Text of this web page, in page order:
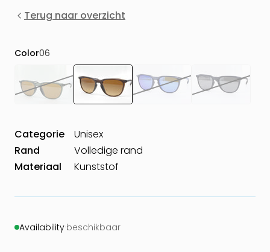
Terug naar overzicht
Color06
Categorie
Unisex
Rand
Volledige rand
Materiaal
Kunststof
Availability·beschikbaar